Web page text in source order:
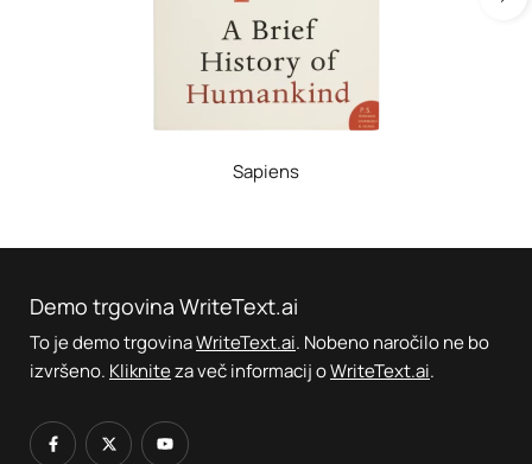
Sapiens
Demo trgovina WriteText.ai
To je demo trgovinaWriteText.ai. Nobeno naročilo ne bo
izvršeno. Klikniteza več informacij oWriteText.ai.